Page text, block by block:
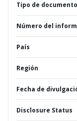
Tipo de documento
Número del
País
Región
Fecha de
Disclosure Status